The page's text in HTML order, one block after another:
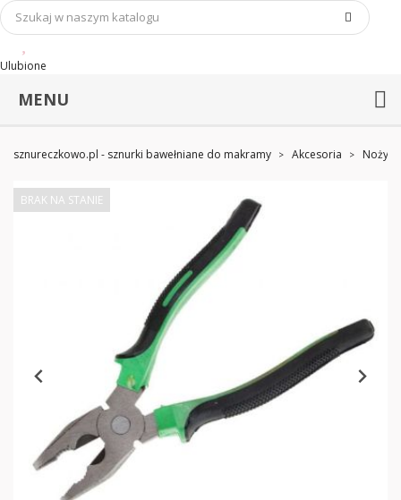
Ulubione
MENU
sznureczkowo.pl - sznurki bawełniane do makramy Akcesoria
BRAK NA STANIE